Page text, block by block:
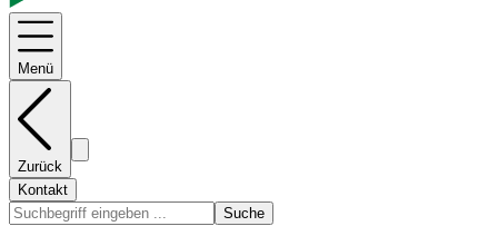
Menü
Zurück
Kontakt
Suche